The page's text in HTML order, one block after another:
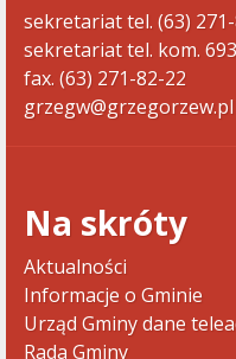
sekretariat tel. (63)
sekretariat tel. kom.
fax. (63) 271-82-22
grzegw@grzegorzew.pl
Na skróty
Aktualności
Informacje o Gminie
Urząd Gminy dane
Rada Gminy